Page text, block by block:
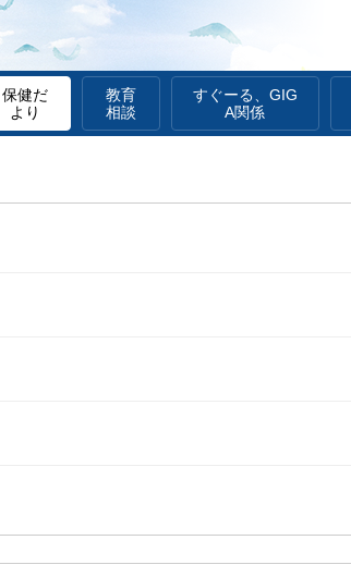
保健だ
より
教育
相談
すぐーる、GIG
A関係